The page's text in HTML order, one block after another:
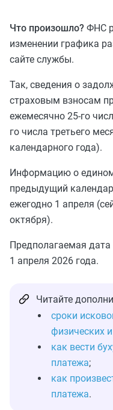
Что произошло? ФНС
изменении графика
сайте службы.
Так, сведения о
страховым взносам
ежемесячно 25-го
го числа третьего
календарного года).
Информацию о
предыдущий
ежегодно 1 апреля
октября).
Предполагаемая
1 апреля 2026 года.
Читайте
сроки
физических
как вести
платежа;
как
платежа.